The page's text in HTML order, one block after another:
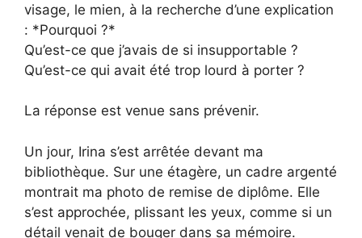
visage, le mien, à la recherche d’une explication
: *Pourquoi ?*
Qu’est-ce que j’avais de si insupportable ?
Qu’est-ce qui avait été trop lourd à porter ?
La réponse est venue sans prévenir.
Un jour, Irina s’est arrêtée devant ma
bibliothèque. Sur une étagère, un cadre argenté
montrait ma photo de remise de diplôme. Elle
s’est approchée, plissant les yeux, comme si un
détail venait de bouger dans sa mémoire.